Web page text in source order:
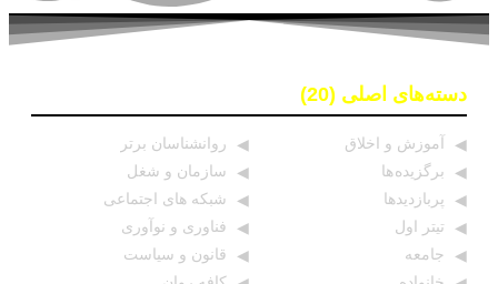
دسته‌های اصلی (20)
آموزش و اخلاق
برگزیده ها
پربازدیدها
تیتر اول
جامعه
روانشناسان برتر
سازمان و شغل
شبکه های اجتماعی
فناوری و نوآوری
قانون و سیاست